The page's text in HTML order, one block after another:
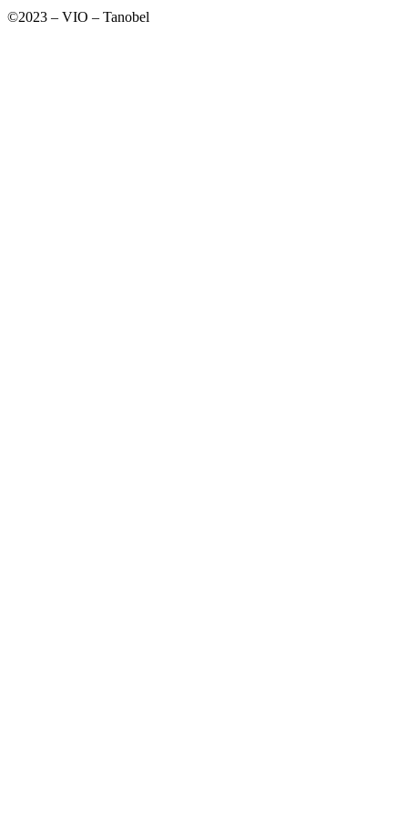
©2023 – VIO – Tanobel